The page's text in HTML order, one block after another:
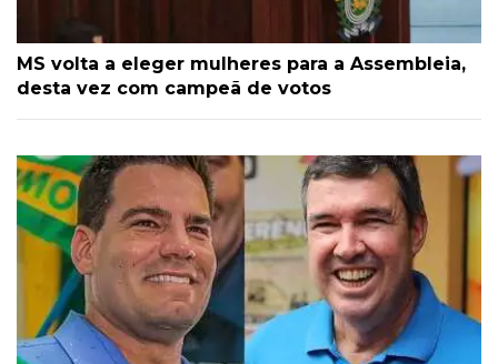
MS volta a eleger mulheres para a Assembleia,
desta vez com campeã de votos